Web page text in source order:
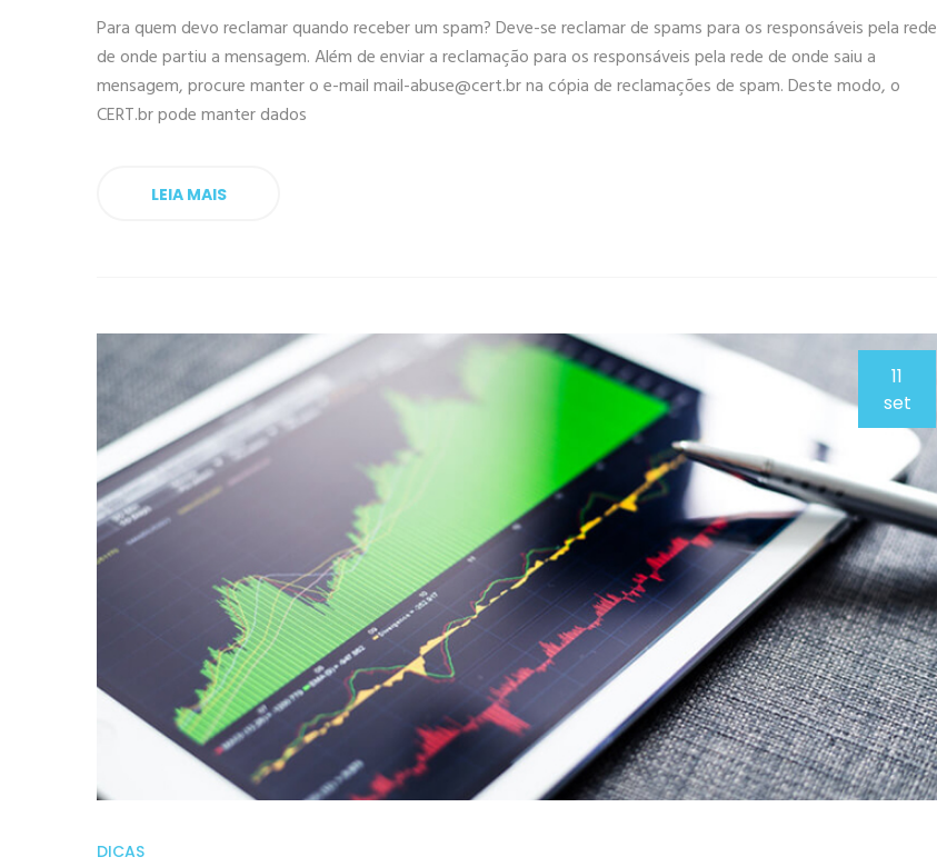
Para quem devo reclamar quando receber um spam? Deve-se reclamar de spams para os responsáveis pela rede
de onde partiu a mensagem. Além de enviar a reclamação para os responsáveis pela rede de onde saiu a
mensagem, procure manter o e-mailmail-abuse@cert.brna cópia de reclamações de spam. Deste modo, o
CERT.br pode manter dados
LEIA MAIS
11
set
DICAS